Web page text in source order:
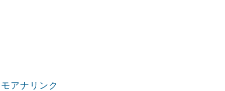
モアナリンク